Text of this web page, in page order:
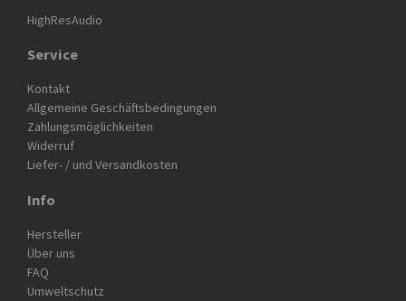
HighResAudio
Service
Kontakt
Allgemeine Geschäftsbedingungen
Zahlungsmöglichkeiten
Widerruf
Liefer- / und Versandkosten
Info
Hersteller
Über uns
FAQ
Umweltschutz